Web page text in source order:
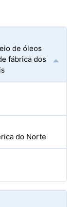
de óleos
fábrica dos
do Norte